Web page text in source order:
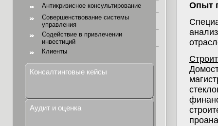
Антикризисное консультирование
Совершенствование системы
управления
Содействие в привлечении
инвестиций
Клиенты
Консалтинговые кейсы
Аудит и оценка
Опыт